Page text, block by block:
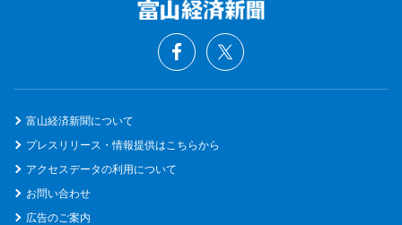
富山経済新聞について
プレスリリース・情報提供はこちらから
アクセスデータの利用について
お問い合わせ
広告のご案内